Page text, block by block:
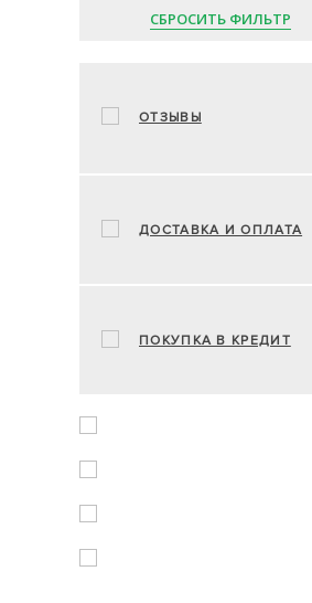
СБРОСИТЬ ФИЛЬТР
ОТЗЫВЫ
ДОСТАВКА И ОПЛАТА
ПОКУПКА В КРЕДИТ